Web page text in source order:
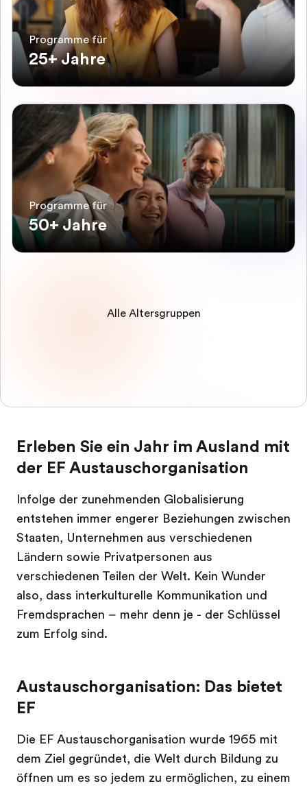
Programme für
25+ Jahre
Programme für
50+ Jahre
Alle Altersgruppen
Erleben Sie ein Jahr im Ausland mit
der EF Austauschorganisation
Infolge der zunehmenden Globalisierung
entstehen immer engerer Beziehungen zwischen
Staaten, Unternehmen aus verschiedenen
Ländern sowie Privatpersonen aus
verschiedenen Teilen der Welt. Kein Wunder
also, dass interkulturelle Kommunikation und
Fremdsprachen – mehr denn je - der Schlüssel
zum Erfolg sind.
Austauschorganisation: Das bietet
EF
Die EF Austauschorganisation wurde 1965 mit
dem Ziel gegründet, die Welt durch Bildung zu
öffnen um es so jedem zu ermöglichen, zu einem